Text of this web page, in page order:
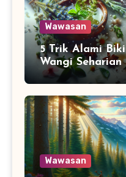
Wawasan
5 Trik Alami
Wangi Seharian
Wawasan